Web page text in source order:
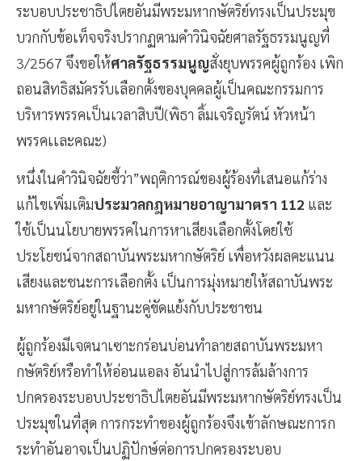
ระบอบประชาธิปไตยอันมีพระมหากษัตริย์ทรงเป็นประมุข
บวกกับข้อเท็จจริงปรากฏตามคำวินิจฉัยศาลรัฐธรรมนูญที่
3/2567 จึงขอให้ศาลรัฐธรรมนูญสั่งยุบพรรคผู้ถูกร้อง เพิก
ถอนสิทธิสมัครรับเลือกตั้งของบุคคลผู้เป็นคณะกรรมการ
บริหารพรรคเป็นเวลาสิบปี(พิธา ลิ้มเจริญรัตน์ หัวหน้า
พรรคเเละคณะ)
หนึ่งในคำวินิจฉัยชี้ว่า”พฤติการณ์ของผู้ร้องที่เสนอแก้ร่าง
แก้ไขเพิ่มเติมประมวลกฎหมายอาญามาตรา 112 และ
ใช้เป็นนโยบายพรรคในการหาเสียงเลือกตั้งโดยใช้
ประโยชน์จากสถาบันพระมหากษัตริย์ เพื่อหวังผลคะแนน
เสียงและชนะการเลือกตั้ง เป็นการมุ่งหมายให้สถาบันพระ
มหากษัตริย์อยู่ในฐานะคู่ขัดแย้งกับประชาชน
ผู้ถูกร้องมีเจตนาเซาะกร่อนบ่อนทำลายสถาบันพระมหา
กษัตริย์หรือทำให้อ่อนแอลง อันนำไปสู่การล้มล้างการ
ปกครองระบอบประชาธิปไตยอันมีพระมหากษัตริย์ทรงเป็น
ประมุขในที่สุด การกระทำของผู้ถูกร้องจึงเข้าลักษณะการก
ระทำอันอาจเป็นปฏิปักษ์ต่อการปกครองระบอบ